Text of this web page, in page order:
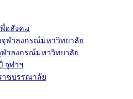
อสังคม
ฬาลงกรณ์มหาวิทยาลัย
าลงกรณ์มหาวิทยาลัย
จุฬาฯ
ชบรรณาลัย